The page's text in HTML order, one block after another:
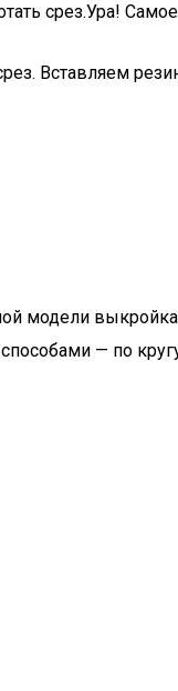
срез.Ура!
Вставляем
модели
— по